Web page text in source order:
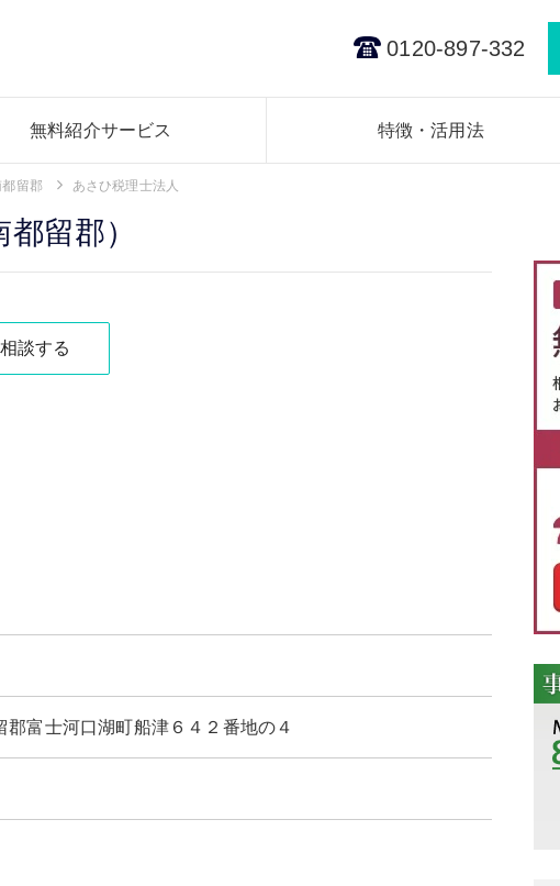
0120-897-332
無料紹介サービス 特徴・活用法
都留郡 あさひ税理士法人
留郡）
談する
富士河口湖町船津６４２番地の４